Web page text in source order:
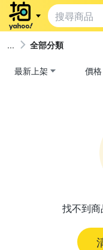
全部分類
最新上架 價格
找不到商